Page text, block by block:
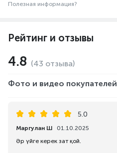
Полезная информация?
Рейтинг и отзывы
4.8 (43 отзыва)
Фото и видео покупателей
5.0
Маргулан Ш
01.10.2025
Әр үйге керек зат қой.